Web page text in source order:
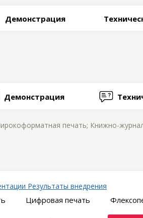
Демонстрация
Демонстрация
печать; Книжно-
Результаты внедрения
Цифровая печать